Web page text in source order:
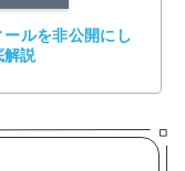
ルを非公開にし
解説